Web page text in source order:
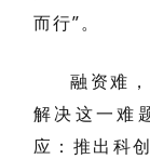
而行”。
融资难
解决这一难
应：推出科